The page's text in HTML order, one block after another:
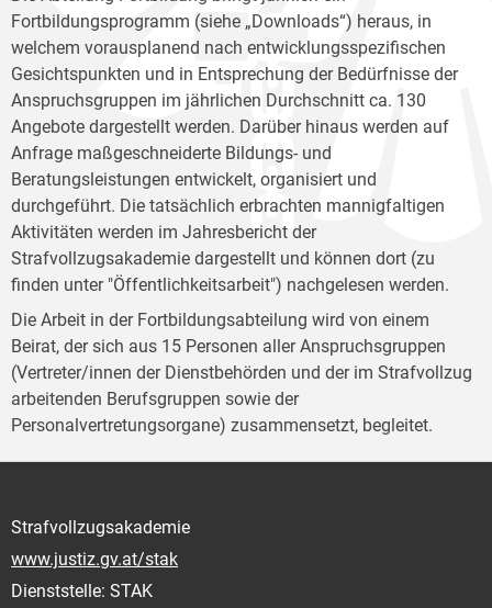
Fortbildungsprogramm (siehe „Downloads“) heraus, in
welchem vorausplanend nach entwicklungsspezifischen
Gesichtspunkten und in Entsprechung der Bedürfnisse der
Anspruchsgruppen im jährlichen Durchschnitt ca. 130
Angebote dargestellt werden. Darüber hinaus werden auf
Anfrage maßgeschneiderte Bildungs- und
Beratungsleistungen entwickelt, organisiert und
durchgeführt. Die tatsächlich erbrachten mannigfaltigen
Aktivitäten werden im Jahresbericht der
Strafvollzugsakademie dargestellt und können dort (zu
finden unter "Öffentlichkeitsarbeit") nachgelesen werden.
Die Arbeit in der Fortbildungsabteilung wird von einem
Beirat, der sich aus 15 Personen aller Anspruchsgruppen
(Vertreter/innen der Dienstbehörden und der im Strafvollzug
arbeitenden Berufsgruppen sowie der
Personalvertretungsorgane) zusammensetzt, begleitet.
Strafvollzugsakademie
www.justiz.gv.at/stak
Dienststelle: STAK